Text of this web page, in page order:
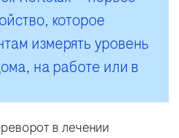
которое
измерять уровень
на работе или в
в лечении